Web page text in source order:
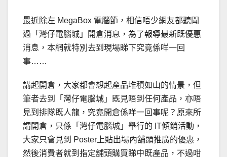
最近除左 MegaBox 電腦節，相信唔少網友都聽聞
過「灣仔電腦城」開倉消息，為了報導最新既優惠
消息，本網就特別去到現場睇下究竟係咩一回
事……
講起開倉，大家都會想起產品堆積如山的情景，但
筆者去到「灣仔電腦城」既見唔到任何產品，亦唔
見到排隊既人龍，究竟開倉係咩一回事呢？原來所
謂開倉，只係「灣仔電腦城」舉行的 IT傾銷活動，
大家只會見到 Poster上貼出場內舖頭推廣的優惠，
然後消費者就到指定舖頭購買睇中既產品，不過咁